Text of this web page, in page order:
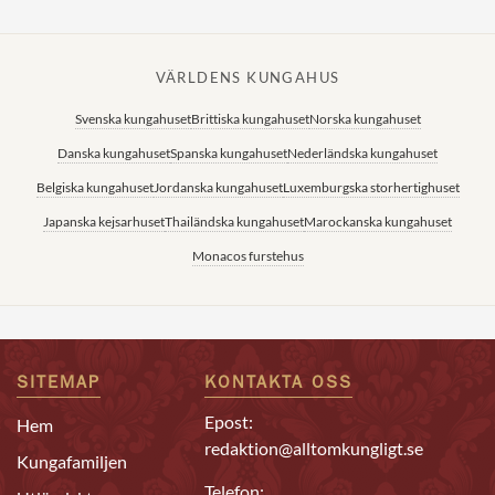
VÄRLDENS KUNGAHUS
Svenska kungahusetBrittiska kungahusetNorska kungahuset
Danska kungahusetSpanska kungahusetNederländska kungahuset
Belgiska kungahusetJordanska kungahusetLuxemburgska storhertighuset
Japanska kejsarhusetThailändska kungahusetMarockanska kungahuset
Monacos furstehus
SITEMAP
Hem
Kungafamiljen
KONTAKTA OSS
Epost:
redaktion@alltomkungligt.se